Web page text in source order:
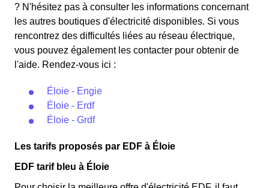
les autres jours de l'année, le prix est réduit de 20% par
rapport au tarif normal en à Éloie. ⚡💸
? N'hésitez pas à consulter les informations concernant
les autres boutiques d'électricité disponibles. Si vous
rencontrez des difficultés liées au réseau électrique,
vous pouvez également les contacter pour obtenir de
l'aide. Rendez-vous ici :
Éloie - Engie
Éloie - Erdf
Éloie - Grdf
Les tarifs proposés par EDF à Éloie
EDF tarif bleu à Éloie